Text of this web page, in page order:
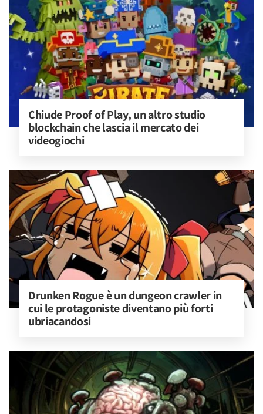
Chiude Proof of Play, un altro studio
blockchain che lascia il mercato dei
videogiochi
Drunken Rogue è un dungeon crawler in
cui le protagoniste diventano più forti
ubriacandosi